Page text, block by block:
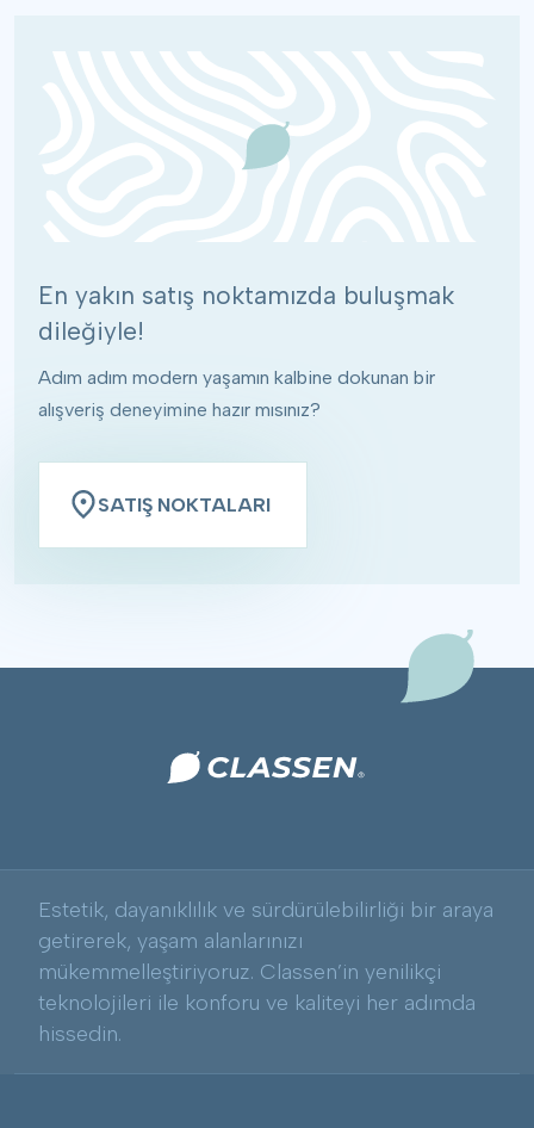
En yakın satış noktamızda buluşmak
dileğiyle!
Adım adım modern yaşamın kalbine dokunan bir
alışveriş deneyimine hazır mısınız?
SATIŞ NOKTALARI
Estetik, dayanıklılık ve sürdürülebilirliği bir araya
getirerek, yaşam alanlarınızı
mükemmelleştiriyoruz. Classen’in yenilikçi
teknolojileri ile konforu ve kaliteyi her adımda
hissedin.